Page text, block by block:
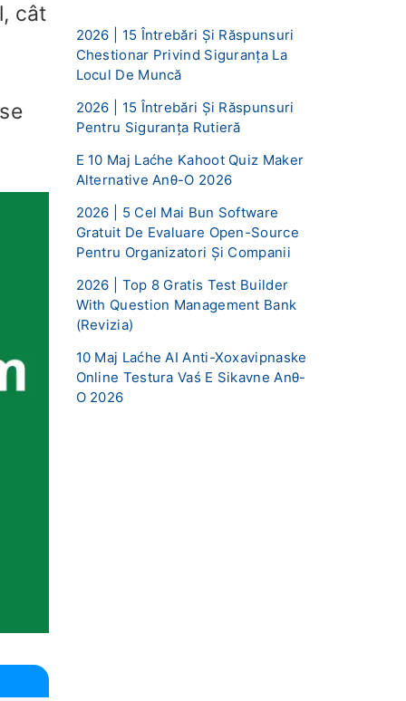
cât
2026 | 15 Întrebări Și Răspunsuri
Chestionar Privind Siguranța La
Locul De Muncă
2026 | 15 Întrebări Și Răspunsuri
Pentru Siguranța Rutieră
E 10 Maj Laćhe Kahoot Quiz Maker
Alternative Anθ-O 2026
2026 | 5 Cel Mai Bun Software
Gratuit De Evaluare Open-Source
Pentru Organizatori Și Companii
2026 | Top 8 Gratis Test Builder
With Question Management Bank
(Revizia)
10 Maj Laćhe AI ​​Anti-Xoxavipnaske
Online Testura Vaś E Sikavne Anθ-
O 2026